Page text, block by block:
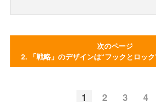
次のページ
2. 「戦略」のデザインは“フックとロッ
1 2 3 4